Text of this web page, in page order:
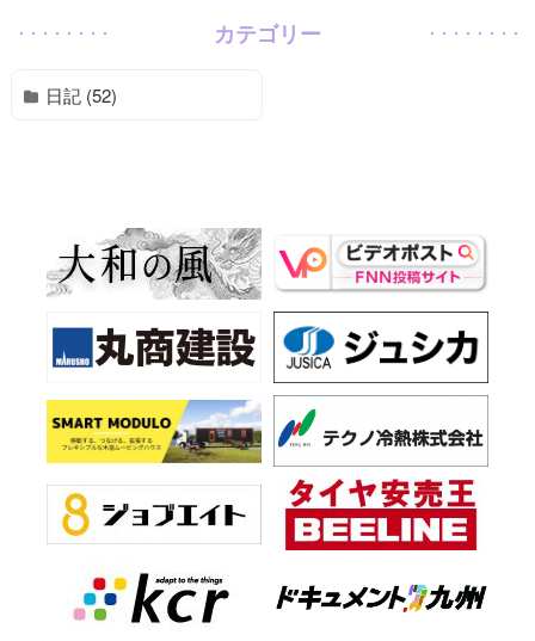
カテゴリー
日記 (52)